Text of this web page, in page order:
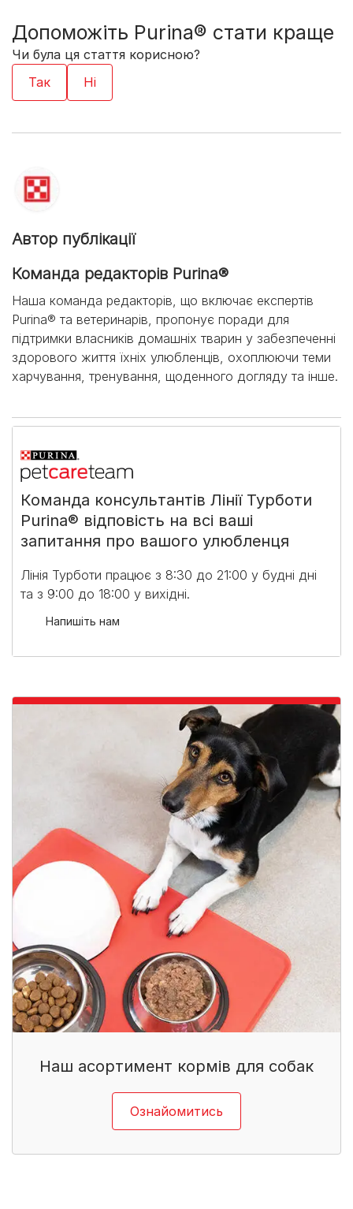
Допоможіть Purina® стати краще
Чи була ця стаття корисною?
Автор публікації
Команда редакторів Purina®
Наша команда редакторів, що включає експертів
Purina® та ветеринарів, пропонує поради для
підтримки власників домашніх тварин у забезпеченні
здорового життя їхніх улюбленців, охоплюючи теми
харчування, тренування, щоденного догляду та інше.
Команда консультантів Лінії Турботи
Purina® відповість на всі ваші
запитання про вашого улюбленця
Лінія Турботи працює з 8:30 до 21:00 у будні дні
та з 9:00 до 18:00 у вихідні.​
Напишіть нам
Наш асортимент кормів для собак​
Ознайомитись